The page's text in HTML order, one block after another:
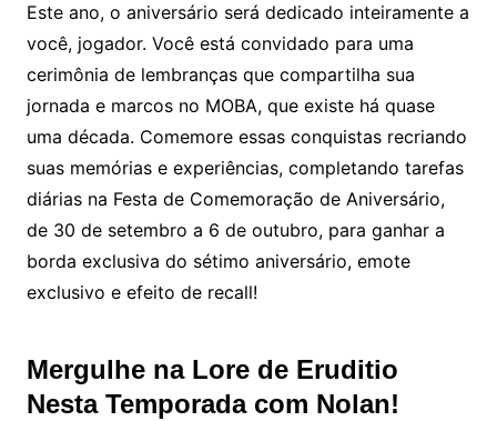
Este ano, o aniversário será dedicado inteiramente a
você, jogador. Você está convidado para uma
cerimônia de lembranças que compartilha sua
jornada e marcos no MOBA, que existe há quase
uma década. Comemore essas conquistas recriando
suas memórias e experiências, completando tarefas
diárias na Festa de Comemoração de Aniversário,
de 30 de setembro a 6 de outubro, para ganhar a
borda exclusiva do sétimo aniversário, emote
exclusivo e efeito de recall!
Mergulhe na Lore de Eruditio
Nesta Temporada com Nolan!